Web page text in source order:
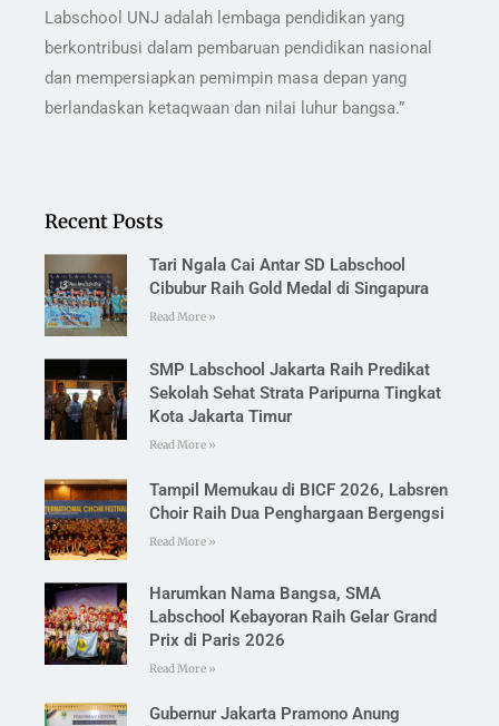
Labschool UNJ adalah lembaga pendidikan yang
berkontribusi dalam pembaruan pendidikan nasional
dan mempersiapkan pemimpin masa depan yang
berlandaskan ketaqwaan dan nilai luhur bangsa.”
Recent Posts
Tari Ngala Cai Antar SD Labschool
Cibubur Raih Gold Medal di Singapura
Read More »
SMP Labschool Jakarta Raih Predikat
Sekolah Sehat Strata Paripurna Tingkat
Kota Jakarta Timur
Read More »
Tampil Memukau di BICF 2026, Labsren
Choir Raih Dua Penghargaan Bergengsi
Read More »
Harumkan Nama Bangsa, SMA
Labschool Kebayoran Raih Gelar Grand
Prix di Paris 2026
Read More »
Gubernur Jakarta Pramono Anung